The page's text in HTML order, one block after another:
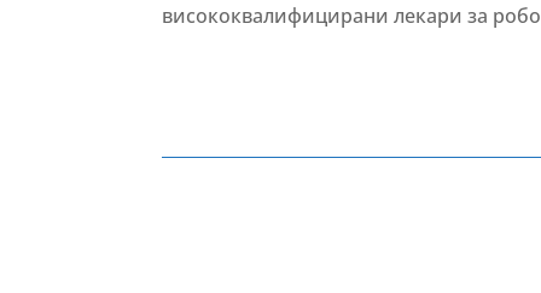
висококвалифицирани лекари за